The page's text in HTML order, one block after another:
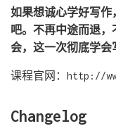
如果想诚心学好写作
吧。不再中途而退
会，这一次彻底学会
课程官网：http://
Changelog